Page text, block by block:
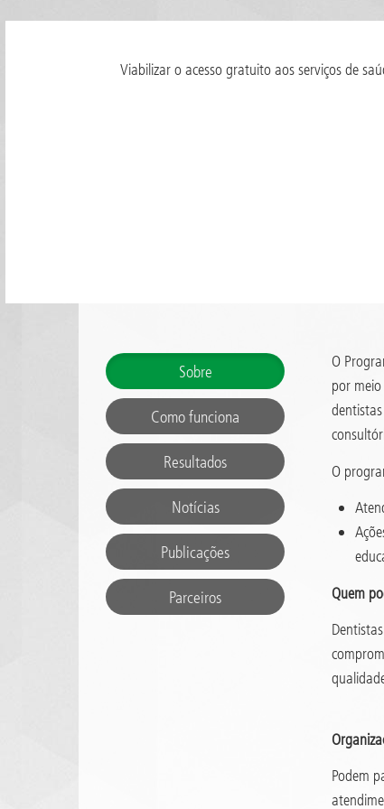
Viabilizar o acesso gratuito aos serviços de
Sobre
Como funciona
Resultados
Notícias
Publicações
Parceiros
O
por
O
Quem
Podem